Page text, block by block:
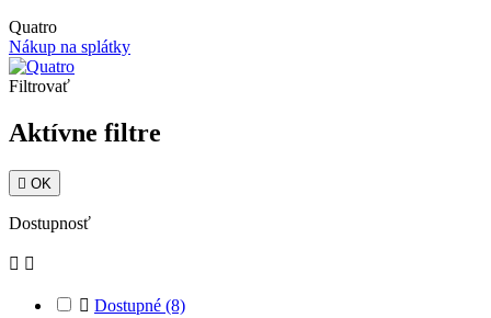
Quatro
Nákup na splátky
Filtrovať
Aktívne filtre
 OK
Dostupnosť
 
 Dostupné (8)